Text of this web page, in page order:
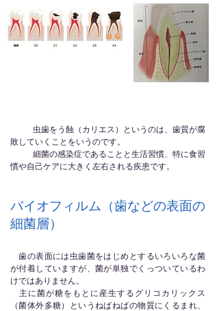
虫歯をう蝕（カリエス）というのは、歯質が腐
敗していくことをいうのです。
細菌の感染症であることと生活習慣、特に食習
慣や自己ケアに大きく左右される疾患です。
バイオフィルム（歯などの表面の
細菌層）
歯の表面には虫歯菌をはじめとするいろいろな菌
が付着していますが、菌が単独でくっついているわ
けではありません。
主に菌が糖をもとに産生するグリコカリックス
（菌体外多糖）というねばねばの物質にくるまれ、